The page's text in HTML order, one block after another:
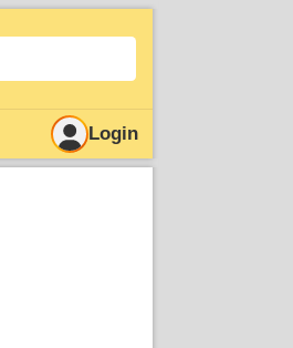
Login